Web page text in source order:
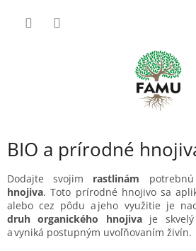
BIO a prírodné
Dodajte svojim rastlinám
hnojiva. Toto prírodné hnojivosa
alebo cez pôdu a jeho využitie je
druh organického hnojiva je
a vyniká postupným uvoľňovaním živín.